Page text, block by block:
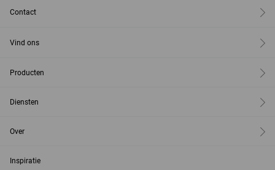
Contact
Vind ons
Producten
Diensten
Over
Inspiratie